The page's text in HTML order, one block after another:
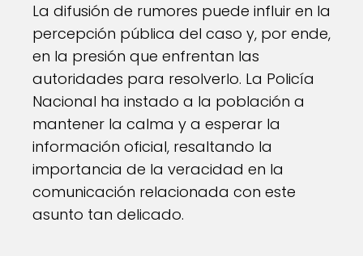
La difusión de rumores puede influir en la
percepción pública del caso y, por ende,
en la presión que enfrentan las
autoridades para resolverlo. La Policía
Nacional ha instado a la población a
mantener la calma y a esperar la
información oficial, resaltando la
importancia de la veracidad en la
comunicación relacionada con este
asunto tan delicado.